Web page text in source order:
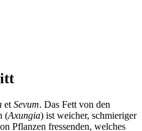
et Sevum. Das Fett von den
(Axungia) ist weicher, schmieriger
Pflanzen fressenden, welches